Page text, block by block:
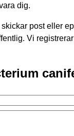
dig.
post eller
Vi